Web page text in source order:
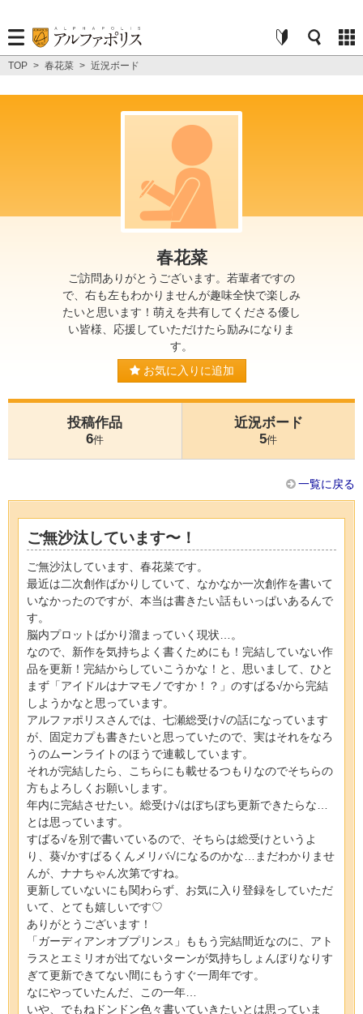
TOP > 春花菜 > 近況ボード
春花菜
ご訪問ありがとうございます。若輩者ですの
で、右も左もわかりませんが趣味全快で楽しみ
たいと思います！萌えを共有してくださる優し
い皆様、応援していただけたら励みになりま
す。
お気に入りに追加
投稿作品
6件
近況ボード
5件
一覧に戻る
ご無沙汰しています〜！
ご無沙汰しています、春花菜です。
最近は二次創作ばかりしていて、なかなか一次創作を書いて
いなかったのですが、本当は書きたい話もいっぱいあるんで
す。
脳内プロットばかり溜まっていく現状…。
なので、新作を気持ちよく書くためにも！完結していない作
品を更新！完結からしていこうかな！と、思いまして、ひと
まず「アイドルはナマモノですか！？」のすばる√から完結
しようかなと思っています。
アルファポリスさんでは、七瀬総受け√の話になっています
が、固定カプも書きたいと思っていたので、実はそれをなろ
うのムーンライトのほうで連載しています。
それが完結したら、こちらにも載せるつもりなのでそちらの
方もよろしくお願いします。
年内に完結させたい。総受け√はぼちぼち更新できたらな…
とは思っています。
すばる√を別で書いているので、そちらは総受けというよ
り、葵√かすばるくんメリバ√になるのかな…まだわかりませ
んが、ナナちゃん次第ですね。
更新していないにも関わらず、お気に入り登録をしていただ
いて、とても嬉しいです♡
ありがとうございます！
「ガーディアンオブプリンス」ももう完結間近なのに、アト
ラスとエミリオが出てないターンが気持ちしょんぼりなりす
ぎて更新できてない間にもうすぐ一周年です。
なにやっていたんだ、この一年…
いや、でもねドンドン色々書いていきたいとは思っていま